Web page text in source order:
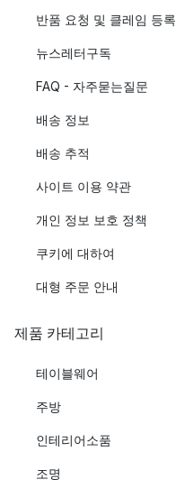
반품 요청 및 클레임 등록
뉴스레터구독
FAQ - 자주묻는질문
배송 정보
배송 추적
사이트 이용 약관
개인 정보 보호 정책
쿠키에 대하여
대형 주문 안내
제품 카테고리
테이블웨어
주방
인테리어소품
조명